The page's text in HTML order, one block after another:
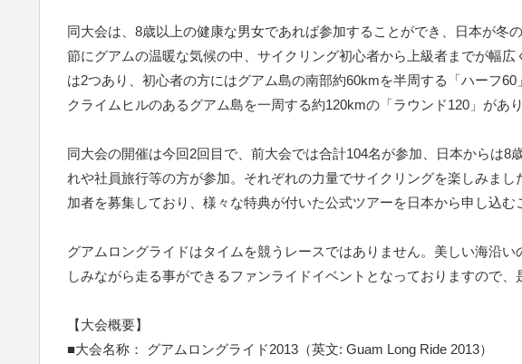
同大会は、8歳以上の健康な男女であれば参加することができ、日本が冬
節にグアムの温暖な気候の中、サイクリング初心者から上級者までが幅
は2つあり、初心者の方にはグアム島の南部約60kmを半周する「ハーフ
クライムヒルのあるグアム島を一周する約120kmの「ラウンド120」があり
同大会の開催は今回2回目で、前大会では合計104名が参加、日本からは8
れや社員旅行等の方が参加。それぞれの力量でサイクリングを楽しみま
加者を募集しており、様々な特典が付いた公式ツアーを日本から申し込む
グアムロングライドはタイムを競うレースではありません。美しい海沿
しみながら走る事ができるファンライドイベントとなっておりますので、
【大会概要】
■大会名称： グアムロングライド2013（英文: Guam Long Ride 2013）